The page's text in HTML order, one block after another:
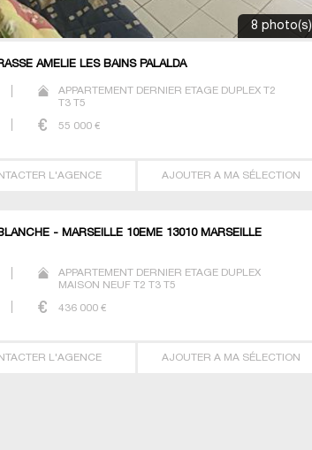
8 photo(s)
AMELIE LES BAINS PALALDA
APPARTEMENT DERNIER ETAGE DUPLEX T2
T3 T5
55 000€
L'AGENCE AJOUTER A MA SÉLECTION
- MARSEILLE 10EME 13010 MARSEILLE
APPARTEMENT DERNIER ETAGE DUPLEX
MAISON NEUF T2 T3 T5
436 000€
L'AGENCE AJOUTER A MA SÉLECTION